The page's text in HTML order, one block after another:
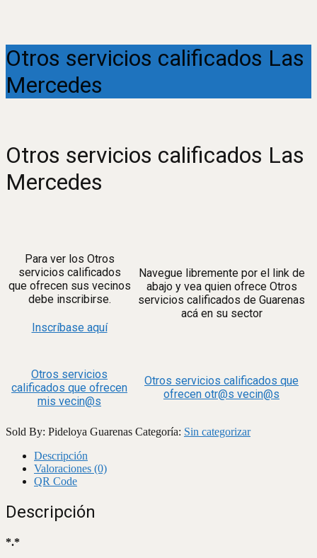
Otros servicios calificados Las
Mercedes
Otros servicios calificados Las
Mercedes
Para ver los Otros
servicios calificados
que ofrecen sus vecinos
debe inscribirse.
Inscríbase aquí
Navegue libremente por el link de
abajo y vea quien ofrece Otros
servicios calificados de Guarenas
acá en su sector
Otros servicios
calificados que ofrecen
mis vecin@s
Otros servicios calificados que
ofrecen otr@s vecin@s
Sold By: Pideloya Guarenas Categoría: Sin categorizar
Descripción
Valoraciones (0)
QR Code
Descripción
*.*